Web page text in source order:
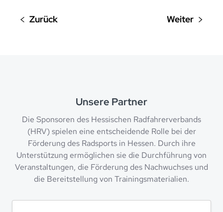
Unsere Partner
Die Sponsoren des Hessischen Radfahrerverbands
(HRV) spielen eine entscheidende Rolle bei der
Förderung des Radsports in Hessen. Durch ihre
Unterstützung ermöglichen sie die Durchführung von
Veranstaltungen, die Förderung des Nachwuchses und
die Bereitstellung von Trainingsmaterialien.